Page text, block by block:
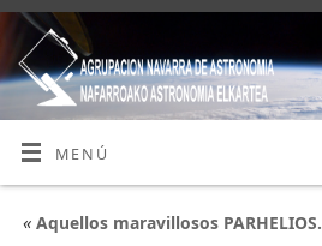
MENÚ
«Aquellos maravillosos PARHELIOS.